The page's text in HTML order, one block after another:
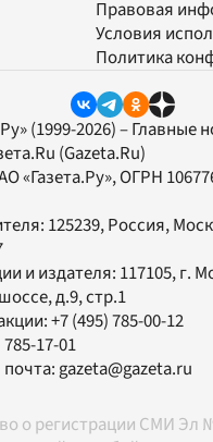
Правовая
Условия
Политика
(1999-2026) – Главные
(Gazeta.Ru)
«Газета.Ру», ОГРН
125239, Россия,
и издателя: 117105, г.
д.9, стр.1
+7 (495) 785-00-12
785-17-01
gazeta@gazeta.ru
о регистрации СМИ Эл